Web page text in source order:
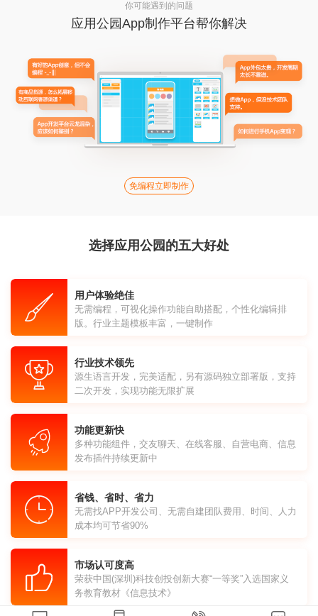
你可能遇到的问题
应用公园App制作平台帮你解决
免编程立即制作
选择应用公园的五大好处
用户体验绝佳
无需编程，可视化操作功能自助搭配，个性化编辑排
版。行业主题模板丰富，一键制作
行业技术领先
源生语言开发，完美适配，另有源码独立部署版，支持
二次开发，实现功能无限扩展
功能更新快
多种功能组件，交友聊天、在线客服、自营电商、信息
发布插件持续更新中
省钱、省时、省力
无需找APP开发公司、无需自建团队费用、时间、人力
成本均可节省90%
市场认可度高
荣获中国(深圳)科技创投创新大赛“一等奖”入选国家义
务教育教材《信息技术》